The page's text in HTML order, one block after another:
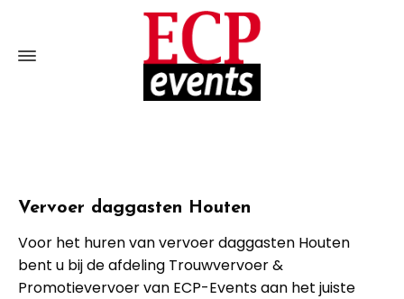
Vervoer daggasten Houten
Voor het huren van vervoer daggasten Houten
bent u bij de afdeling Trouwvervoer &
Promotievervoer van ECP-Events aan het juiste